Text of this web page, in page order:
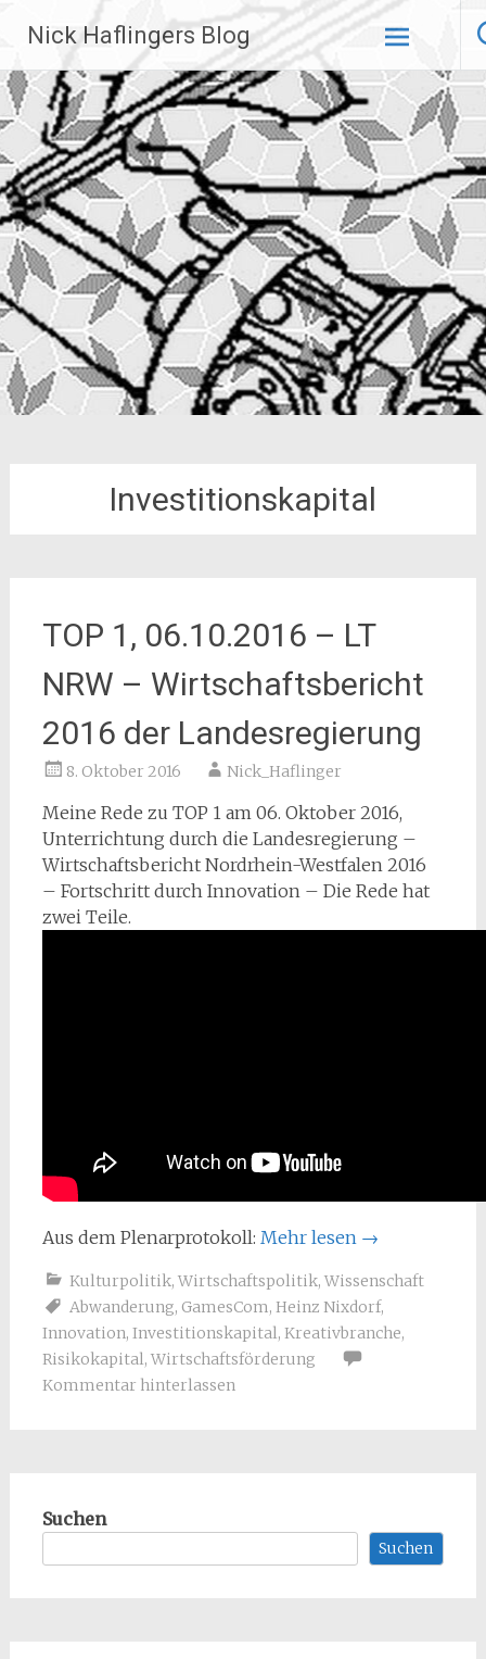
Inhalt
springen
Nick Haflingers Blog
Investitionskapital
TOP 1, 06.10.2016 – LT
NRW – Wirtschaftsbericht
2016 der Landesregierung
8. Oktober 2016 Nick_Haflinger
Meine Rede zu TOP 1 am 06. Oktober 2016,
Unterrichtung durch die Landesregierung –
Wirtschaftsbericht Nordrhein-Westfalen 2016
– Fortschritt durch Innovation – Die Rede hat
zwei Teile.
Aus dem Plenarprotokoll: Mehr lesen →
Kulturpolitik, Wirtschaftspolitik, Wissenschaft
Abwanderung, GamesCom, Heinz Nixdorf,
Innovation, Investitionskapital, Kreativbranche,
Risikokapital, Wirtschaftsförderung
Kommentar hinterlassen
Suchen
Suchen